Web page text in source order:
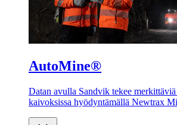
AutoMine®
Datan avulla Sandvik tekee
kaivoksissa hyödyntämällä Newtrax